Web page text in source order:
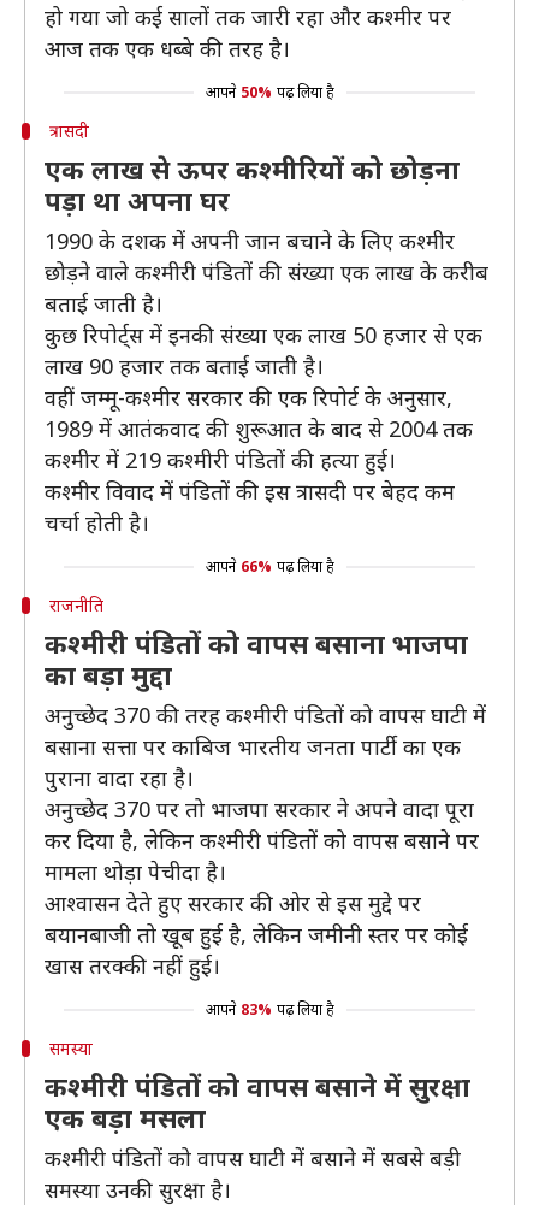
हो गया जो कई सालों तक जारी रहा और कश्मीर पर
आज तक एक धब्बे की तरह है।
आपने 50% पढ़ लिया है
त्रासदी
एक लाख से ऊपर कश्मीरियों को छोड़ना
पड़ा था अपना घर
1990 के दशक में अपनी जान बचाने के लिए कश्मीर
छोड़ने वाले कश्मीरी पंडितों की संख्या एक लाख के करीब
बताई जाती है।
कुछ रिपोर्ट्स में इनकी संख्या एक लाख 50 हजार से एक
लाख 90 हजार तक बताई जाती है।
वहीं जम्मू-कश्मीर सरकार की एक रिपोर्ट के अनुसार,
1989 में आतंकवाद की शुरूआत के बाद से 2004 तक
कश्मीर में 219 कश्मीरी पंडितों की हत्या हुई।
कश्मीर विवाद में पंडितों की इस त्रासदी पर बेहद कम
चर्चा होती है।
आपने 66% पढ़ लिया है
राजनीति
कश्मीरी पंडितों को वापस बसाना भाजपा
का बड़ा मुद्दा
अनुच्छेद 370 की तरह कश्मीरी पंडितों को वापस घाटी में
बसाना सत्ता पर काबिज भारतीय जनता पार्टी का एक
पुराना वादा रहा है।
अनुच्छेद 370 पर तो भाजपा सरकार ने अपने वादा पूरा
कर दिया है, लेकिन कश्मीरी पंडितों को वापस बसाने पर
मामला थोड़ा पेचीदा है।
आश्वासन देते हुए सरकार की ओर से इस मुद्दे पर
बयानबाजी तो खूब हुई है, लेकिन जमीनी स्तर पर कोई
खास तरक्की नहीं हुई।
आपने 83% पढ़ लिया है
समस्या
कश्मीरी पंडितों को वापस बसाने में सुरक्षा
एक बड़ा मसला
कश्मीरी पंडितों को वापस घाटी में बसाने में सबसे बड़ी
समस्या उनकी सुरक्षा है।